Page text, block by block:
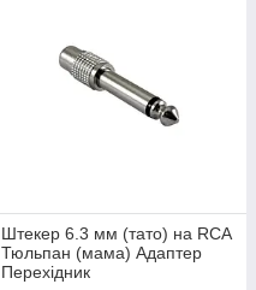
Штекер 6.3 мм (тато) на RCA
Тюльпан (мама) Адаптер
Перехідник